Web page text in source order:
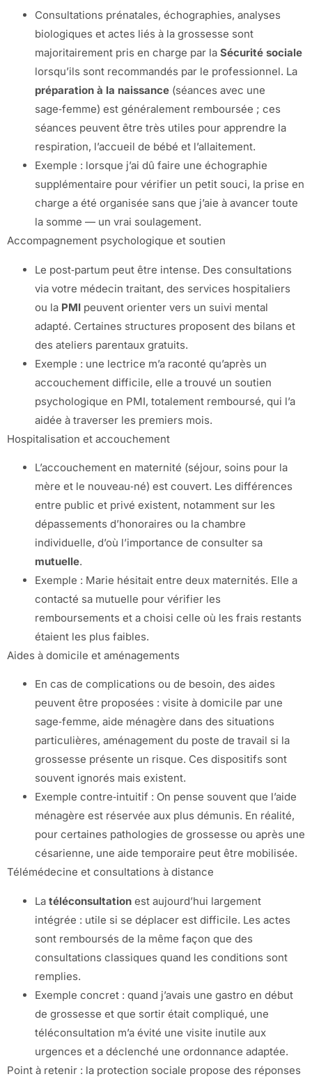
Consultations prénatales, échographies, analyses
biologiques et actes liés à la grossesse sont
majoritairement pris en charge par la Sécurité sociale
lorsqu’ils sont recommandés par le professionnel. La
préparation à la naissance (séances avec une
sage‑femme) est généralement remboursée ; ces
séances peuvent être très utiles pour apprendre la
respiration, l’accueil de bébé et l’allaitement.
Exemple : lorsque j’ai dû faire une échographie
supplémentaire pour vérifier un petit souci, la prise en
charge a été organisée sans que j’aie à avancer toute
la somme — un vrai soulagement.
Accompagnement psychologique et soutien
Le post‑partum peut être intense. Des consultations
via votre médecin traitant, des services hospitaliers
ou la PMI peuvent orienter vers un suivi mental
adapté. Certaines structures proposent des bilans et
des ateliers parentaux gratuits.
Exemple : une lectrice m’a raconté qu’après un
accouchement difficile, elle a trouvé un soutien
psychologique en PMI, totalement remboursé, qui l’a
aidée à traverser les premiers mois.
Hospitalisation et accouchement
L’accouchement en maternité (séjour, soins pour la
mère et le nouveau‑né) est couvert. Les différences
entre public et privé existent, notamment sur les
dépassements d’honoraires ou la chambre
individuelle, d’où l’importance de consulter sa
mutuelle.
Exemple : Marie hésitait entre deux maternités. Elle a
contacté sa mutuelle pour vérifier les
remboursements et a choisi celle où les frais restants
étaient les plus faibles.
Aides à domicile et aménagements
En cas de complications ou de besoin, des aides
peuvent être proposées : visite à domicile par une
sage‑femme, aide ménagère dans des situations
particulières, aménagement du poste de travail si la
grossesse présente un risque. Ces dispositifs sont
souvent ignorés mais existent.
Exemple contre‑intuitif : On pense souvent que l’aide
ménagère est réservée aux plus démunis. En réalité,
pour certaines pathologies de grossesse ou après une
césarienne, une aide temporaire peut être mobilisée.
Télémédecine et consultations à distance
La téléconsultation est aujourd’hui largement
intégrée : utile si se déplacer est difficile. Les actes
sont remboursés de la même façon que des
consultations classiques quand les conditions sont
remplies.
Exemple concret : quand j’avais une gastro en début
de grossesse et que sortir était compliqué, une
téléconsultation m’a évité une visite inutile aux
urgences et a déclenché une ordonnance adaptée.
Point à retenir : la protection sociale propose des réponses